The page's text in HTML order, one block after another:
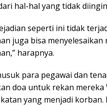
hal-hal yang tidak
seperti ini tidak
juga bisa menyelesaikan
harapnya.
para pegawai dan
doa untuk rekan mereka
yang menjadi korban.